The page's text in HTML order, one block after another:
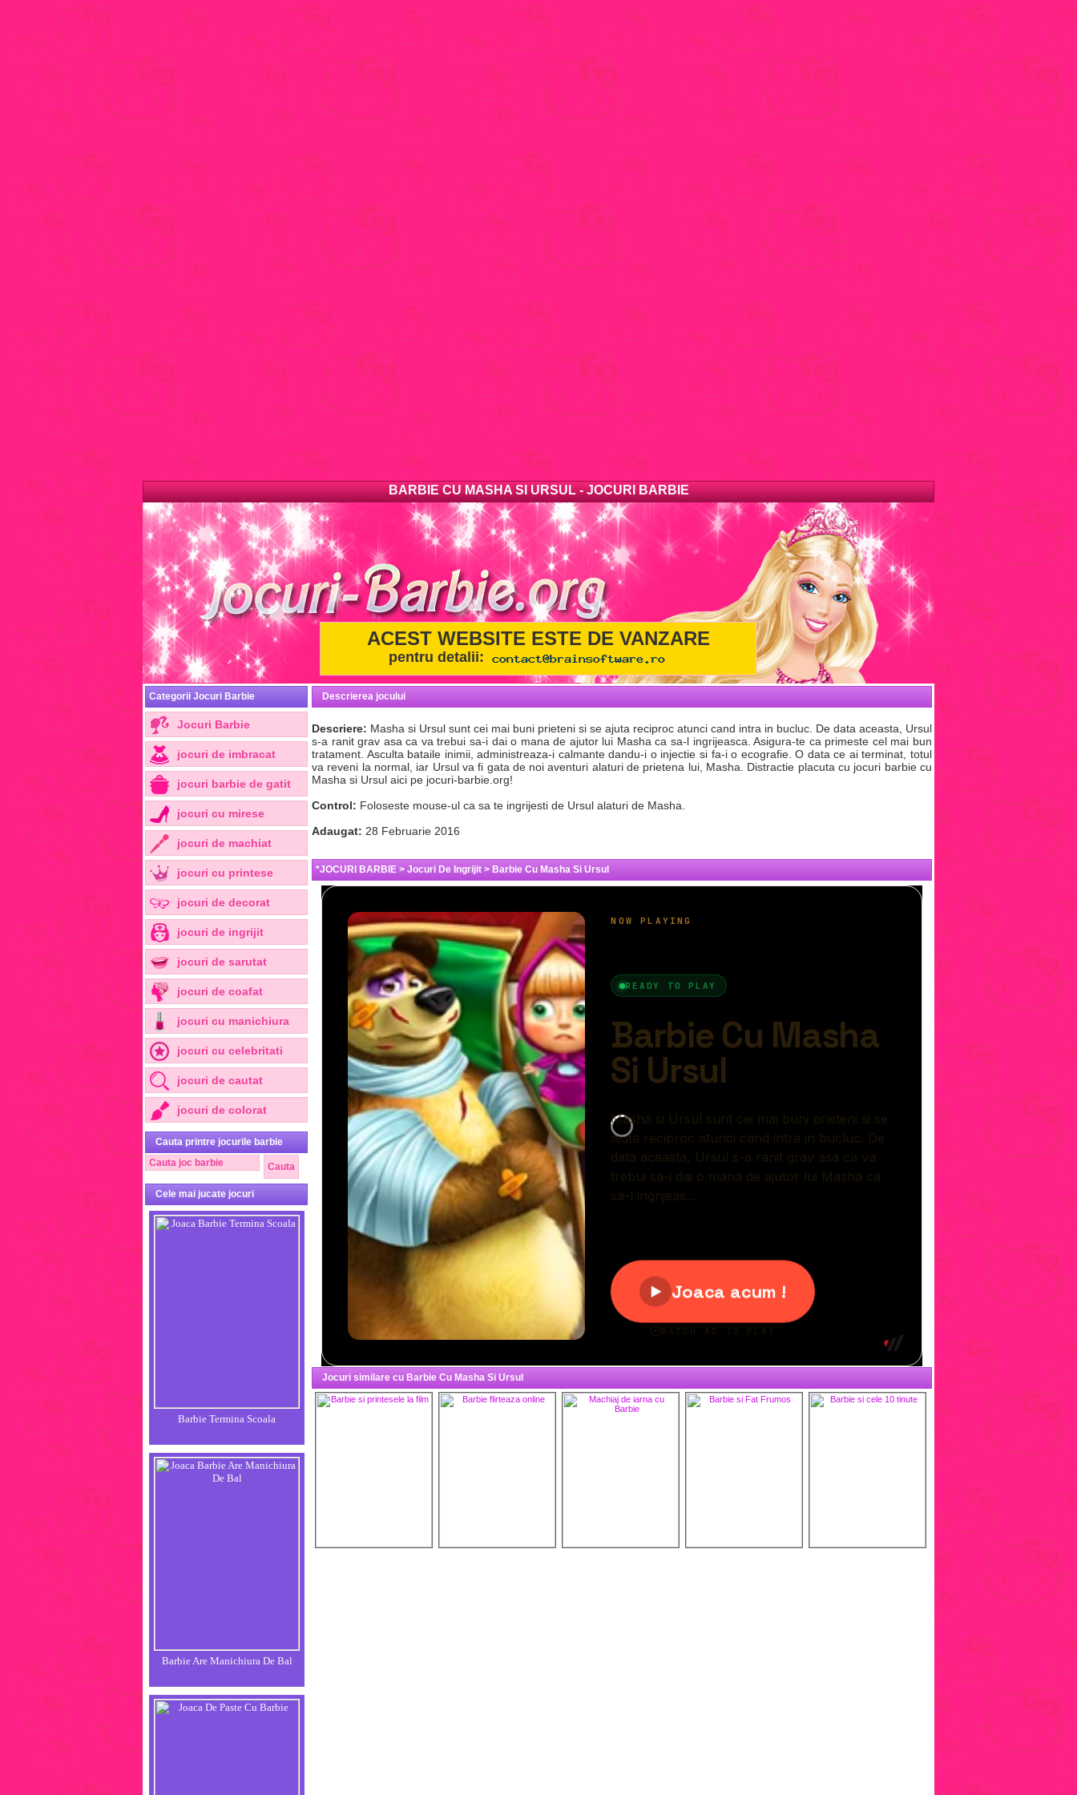
BARBIE CU MASHA SI URSUL - JOCURI BARBIE
ACEST WEBSITE ESTE DE VANZARE
pentru detalii:
Categorii Jocuri Barbie
Jocuri Barbie
jocuri de imbracat
jocuri barbie de gatit
jocuri cu mirese
jocuri de machiat
jocuri cu printese
jocuri de decorat
jocuri de ingrijit
jocuri de sarutat
jocuri de coafat
jocuri cu manichiura
jocuri cu celebritati
jocuri de cautat
jocuri de colorat
Cauta printre jocurile barbie
Cele mai jucate jocuri
Barbie Termina Scoala
Barbie Are Manichiura De Bal
Descrierea jocului
Descriere: Masha si Ursul sunt cei mai buni prieteni si se ajuta reciproc atunci cand intra in bucluc. De data aceasta, Ursul
s-a ranit grav asa ca va trebui sa-i dai o mana de ajutor lui Masha ca sa-l ingrijeasca. Asigura-te ca primeste cel mai bun
tratament. Asculta bataile inimii, administreaza-i calmante dandu-i o injectie si fa-i o ecografie. O data ce ai terminat, totul
va reveni la normal, iar Ursul va fi gata de noi aventuri alaturi de prietena lui, Masha. Distractie placuta cu jocuri barbie cu
Masha si Ursul aici pe jocuri-barbie.org!
Control: Foloseste mouse-ul ca sa te ingrijesti de Ursul alaturi de Masha.
Adaugat: 28 Februarie 2016
*JOCURI BARBIE > Jocuri De Ingrijit > Barbie Cu Masha Si Ursul
Jocuri similare cu Barbie Cu Masha Si Ursul